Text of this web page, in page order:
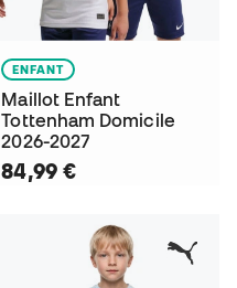
ENFANT
Maillot Enfant
Tottenham Domicile
2026-2027
84,99 €